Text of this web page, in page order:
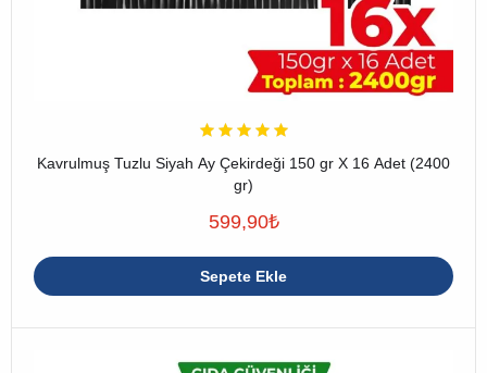
Kavrulmuş Tuzlu Siyah Ay Çekirdeği 150 gr X 16 Adet (2400
gr)
599,90₺
Sepete Ekle